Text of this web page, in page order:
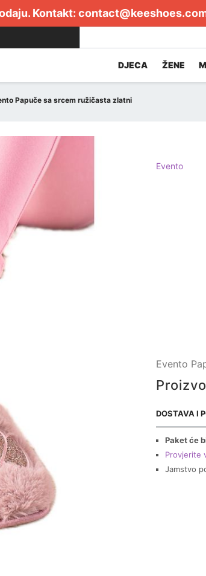
Kontakt:
DJECA ŽENE
Papuče sa srcem ružičasta zlatni
Evento
Evento
DOSTAVA I
Paket će
Provjerite
Jamstvo